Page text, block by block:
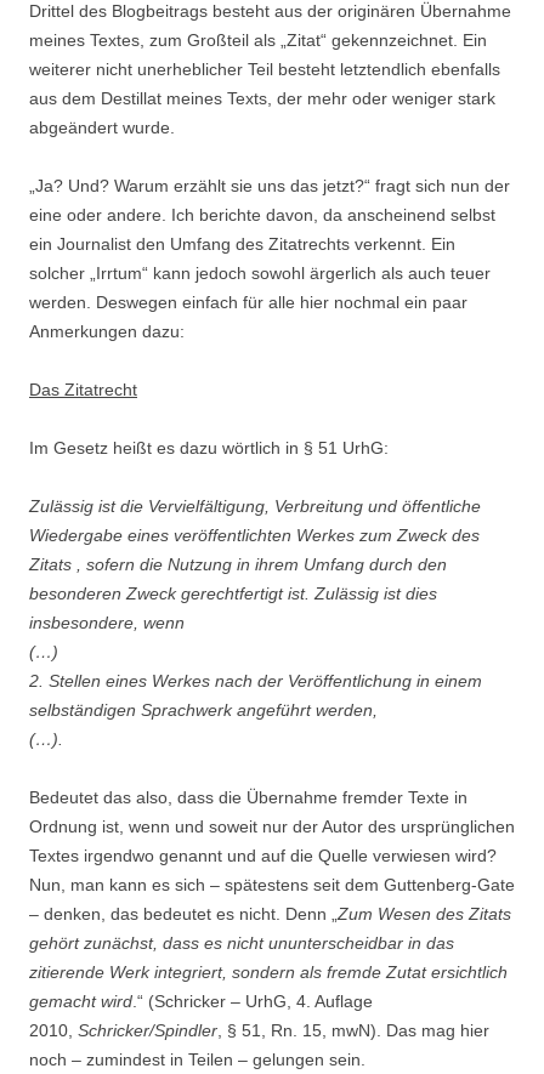
Drittel des Blogbeitrags besteht aus der originären Übernahme
meines Textes, zum Großteil als „Zitat“ gekennzeichnet. Ein
weiterer nicht unerheblicher Teil besteht letztendlich ebenfalls
aus dem Destillat meines Texts, der mehr oder weniger stark
abgeändert wurde.
„Ja? Und? Warum erzählt sie uns das jetzt?“ fragt sich nun der
eine oder andere. Ich berichte davon, da anscheinend selbst
ein Journalist den Umfang des Zitatrechts verkennt. Ein
solcher „Irrtum“ kann jedoch sowohl ärgerlich als auch teuer
werden. Deswegen einfach für alle hier nochmal ein paar
Anmerkungen dazu:
Das Zitatrecht
Im Gesetz heißt es dazu wörtlich in § 51 UrhG:
Zulässig ist die Vervielfältigung, Verbreitung und öffentliche
Wiedergabe eines veröffentlichten Werkes zum Zweck des
Zitats , sofern die Nutzung in ihrem Umfang durch den
besonderen Zweck gerechtfertigt ist. Zulässig ist dies
insbesondere, wenn
(…)
2. Stellen eines Werkes nach der Veröffentlichung in einem
selbständigen Sprachwerk angeführt werden,
(…).
Bedeutet das also, dass die Übernahme fremder Texte in
Ordnung ist, wenn und soweit nur der Autor des ursprünglichen
Textes irgendwo genannt und auf die Quelle verwiesen wird?
Nun, man kann es sich – spätestens seit dem Guttenberg-Gate
– denken, das bedeutet es nicht. Denn „ Zum Wesen des Zitats
gehört zunächst, dass es nicht ununterscheidbar in das
zitierende Werk integriert, sondern als fremde Zutat ersichtlich
gemacht wird .“ (Schricker – UrhG, 4. Auflage
2010, Schricker/Spindler , § 51, Rn. 15, mwN). Das mag hier
noch – zumindest in Teilen – gelungen sein.